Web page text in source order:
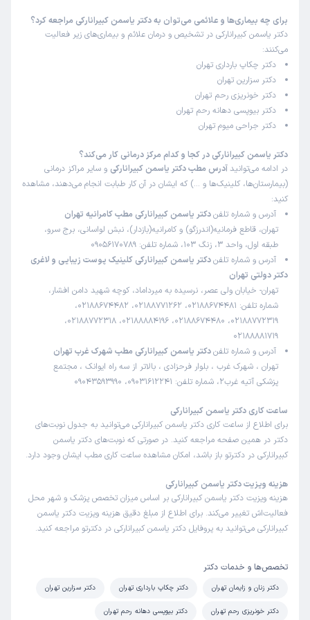
همراه محیط مطب تمیز شیک پراز آرامش وحس خوب
علت مراجعه:
کاربر دکترتو
این پزشک را پیشنهاد میکنم
اولین بار بود عالی بودن
کاربر دکترتو
نوبت مطب از دکترتو
این پزشک را پیشنهاد میکنم
زمان انتظار:بیش از 90 دقیقه
بسیار دکتر خوب وخوش برخوردی بودن محیط مطب هم خیلی
خوب بود ولی منشی نامناسب
کاربر دکترتو
نوبت مطب از دکترتو
این پزشک را پیشنهاد میکنم
زمان انتظار:بیش از 90 دقیقه
مژگان
نوبت مطب از دکترتو
(
1404/09/09
زمان انتظار:15-45 دقیقه
برای چه بیماری‌ها و علائمی می‌توان به دکتر یاسمن کبیرانارکی مراجعه کرد؟
دکتر یاسمن کبیرانارکی در تشخیص و درمان علائم و بیماری‌های زیر فعالیت
می‌کنند:
دکتر چکاپ بارداری تهران
دکتر سزارین تهران
دکتر خونریزی رحم تهران
دکتر بیوپسی دهانه رحم تهران
دکتر جراحی میوم تهران
دکتر یاسمن کبیرانارکی در کجا و کدام مرکز درمانی کار می‌کند؟
در ادامه می‌توانید آدرس مطب دکتر یاسمن کبیرانارکی و سایر مراکز درمانی
(بیمارستان‌ها، کلینیک‌ها و …) که ایشان در آن کار طبابت انجام می‌دهند، مشاهده
کنید:
آدرس و شماره تلفندکتر یاسمن کبیرانارکی مطب کامرانیه تهران
تهران، قاطع فرمانیه(اندرزگو) و کامرانیه(بازدار)، نبش لواسانی، برج سرو،
طبقه اول، واحد 3، زنگ 103، شماره تلفن: 09056170789
آدرس و شماره تلفندکتر یاسمن کبیرانارکی کلینیک پوست زیبایی و لاغری
دکتر دولتی تهران
تهران- خیابان ولی عصر، نرسیده به میرداماد، کوچه شهید دامن افشار،
شماره تلفن: 02188674481، 02188771262، 02188674482،
02188772319، 02188674480، 02188884196، 02188772318،
02188881719
آدرس و شماره تلفندکتر یاسمن کبیرانارکی مطب شهرک غرب تهران
تهران ، شهرک غرب ، بلوار فرحزادی ، بالاتر از سه راه ایوانک ، مجتمع
پزشکی آتیه غرب2، شماره تلفن: 09031612241، 09043593990
ساعت کاری دکتر یاسمن کبیرانارکی
برای اطلاع از ساعت کاری دکتر یاسمن کبیرانارکی می‌توانید به جدول نوبت‌های
دکتر در همین صفحه مراجعه کنید. در صورتی که نوبت‌های دکتر یاسمن
کبیرانارکی در دکترتو باز باشد، امکان مشاهده ساعت کاری مطب ایشان وجود دارد.
هزینه ویزیت دکتر یاسمن کبیرانارکی
هزینه ویزیت دکتر یاسمن کبیرانارکی بر اساس میزان تخصص پزشک و شهر محل
فعالیت‌اش تغییر می‌کند. برای اطلاع از مبلغ دقیق هزینه ویزیت دکتر یاسمن
کبیرانارکی می‌توانید به پروفایل دکتر یاسمن کبیرانارکی در دکترتو مراجعه کنید.
تخصص‌ها و خدمات دکتر
دکتر زنان و زایمان تهران دکتر چکاپ بارداری تهران دکتر سزارین تهران
دکتر خونریزی رحم تهران دکتر بیوپسی دهانه رحم تهران